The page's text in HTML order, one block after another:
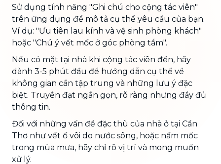
Sử dụng tính năng "Ghi chú cho cộng tác viên"
trên ứng dụng để mô tả cụ thể yêu cầu của bạn.
Ví dụ: "Ưu tiên lau kính và vệ sinh phòng khách"
hoặc "Chú ý vết mốc ở góc phòng tắm".
Nếu có mặt tại nhà khi cộng tác viên đến, hãy
dành 3-5 phút đầu để hướng dẫn cụ thể về
không gian cần tập trung và những lưu ý đặc
biệt. Truyền đạt ngắn gọn, rõ ràng nhưng đầy đủ
thông tin.
Đối với những vấn đề đặc thù của nhà ở tại Cần
Thơ như vết ố vôi do nước sông, hoặc nấm mốc
trong mùa mưa, hãy chỉ rõ vị trí và mong muốn
xử lý.